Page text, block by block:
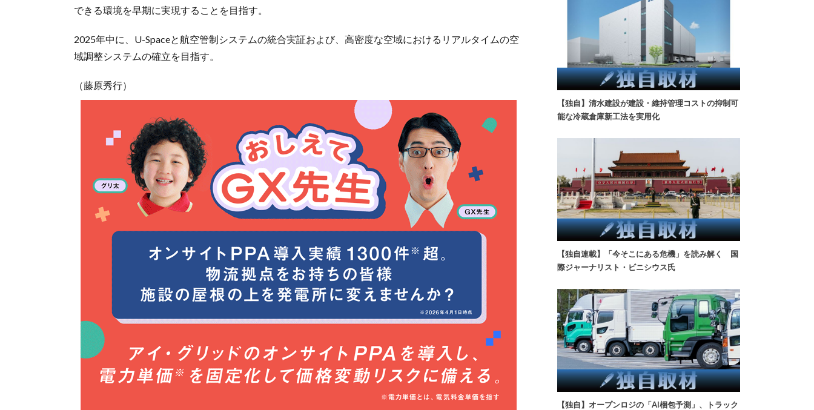
できる環境を早期に実現することを目指す。
2025年中に、U-Spaceと航空管制システムの統合実証および、高密度な空域におけるリアルタイムの空
域調整システムの確立を目指す。
（藤原秀行）
【独自】清水建設が建設・維持管理コストの抑制可
能な冷蔵倉庫新工法を実用化
【独自連載】「今そこにある危機」を読み解く 国
際ジャーナリスト・ビニシウス氏
【独自】オープンロジの「AI梱包予測」、トラック